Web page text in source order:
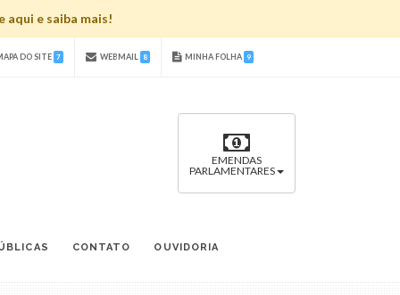
aqui e saiba mais!
DO SITE 7 WEBMAIL 8 MINHA FOLHA 9
EMENDAS
PARLAMENTARES
CONTATO OUVIDORIA